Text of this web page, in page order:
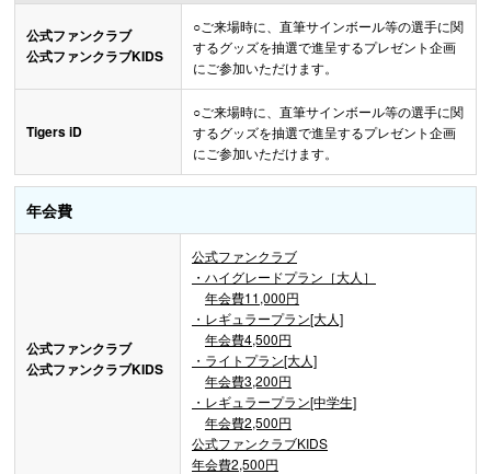
公式ファンクラブ
公式ファンクラブKIDS
○ご来場時に、直筆サインボール等の選手に関
するグッズを抽選で進呈するプレゼント企画
にご参加いただけます。
Tigers iD
○ご来場時に、直筆サインボール等の選手に関
するグッズを抽選で進呈するプレゼント企画
にご参加いただけます。
年会費
公式ファンクラブ
公式ファンクラブKIDS
公式ファンクラブ
・ハイグレードプラン［大人］
年会費11,000円
・レギュラープラン[大人]
年会費4,500円
・ライトプラン[大人]
年会費3,200円
・レギュラープラン[中学生]
年会費2,500円
公式ファンクラブKIDS
年会費2,500円